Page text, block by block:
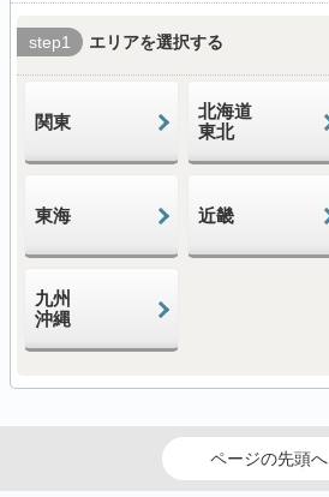
step1 エリアを選択する
関東
北海道
東北
東海 近畿
九州
沖縄
ページの先頭へ